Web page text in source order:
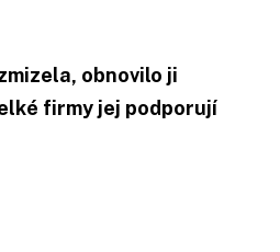
obnovilo ji
firmy jej podporují